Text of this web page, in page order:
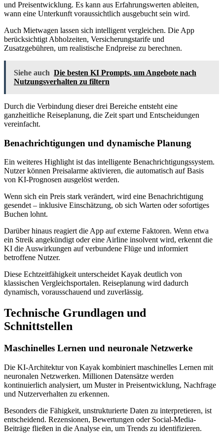
und Preisentwicklung. Es kann aus Erfahrungswerten ableiten,
wann eine Unterkunft voraussichtlich ausgebucht sein wird.
Auch Mietwagen lassen sich intelligent vergleichen. Die App
berücksichtigt Abholzeiten, Versicherungstarife und
Zusatzgebühren, um realistische Endpreise zu berechnen.
Siehe auch Die besten KI Prompts, um Angebote nach
Nutzungsverhalten zu filtern
Durch die Verbindung dieser drei Bereiche entsteht eine
ganzheitliche Reiseplanung, die Zeit spart und Entscheidungen
vereinfacht.
Benachrichtigungen und dynamische Planung
Ein weiteres Highlight ist das intelligente Benachrichtigungssystem.
Nutzer können Preisalarme aktivieren, die automatisch auf Basis
von KI-Prognosen ausgelöst werden.
Wenn sich ein Preis stark verändert, wird eine Benachrichtigung
gesendet – inklusive Einschätzung, ob sich Warten oder sofortiges
Buchen lohnt.
Darüber hinaus reagiert die App auf externe Faktoren. Wenn etwa
ein Streik angekündigt oder eine Airline insolvent wird, erkennt die
KI die Auswirkungen auf verbundene Flüge und informiert
betroffene Nutzer.
Diese Echtzeitfähigkeit unterscheidet Kayak deutlich von
klassischen Vergleichsportalen. Reiseplanung wird dadurch
dynamisch, vorausschauend und zuverlässig.
Technische Grundlagen und
Schnittstellen
Maschinelles Lernen und neuronale Netzwerke
Die KI-Architektur von Kayak kombiniert maschinelles Lernen mit
neuronalen Netzwerken. Millionen Datensätze werden
kontinuierlich analysiert, um Muster in Preisentwicklung, Nachfrage
und Nutzerverhalten zu erkennen.
Besonders die Fähigkeit, unstrukturierte Daten zu interpretieren, ist
entscheidend. Rezensionen, Bewertungen oder Social-Media-
Beiträge fließen in die Analyse ein, um Trends zu identifizieren.